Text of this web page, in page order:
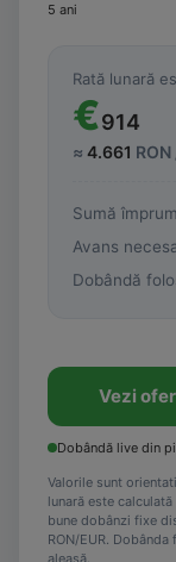
5 ani
Rată lunară
€914
≈ 4.661
Sumă
Avans
Dobândă
Vezi
Dobândă live din
Valorile sunt
lunară este
bune dobânzi fixe
RON/EUR.
aleasă.